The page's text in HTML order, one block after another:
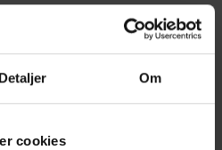
Detaljer Om
cookies
Fall 2021